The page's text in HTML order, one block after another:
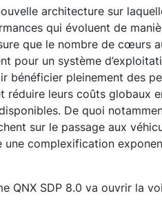
architecture sur
qui évoluent de
que le nombre de cœurs
pour un système
bénéficier pleinement des
réduire leurs coûts globaux
De quoi
sur le passage aux
une complexification
QNX SDP 8.0 va ouvrir la